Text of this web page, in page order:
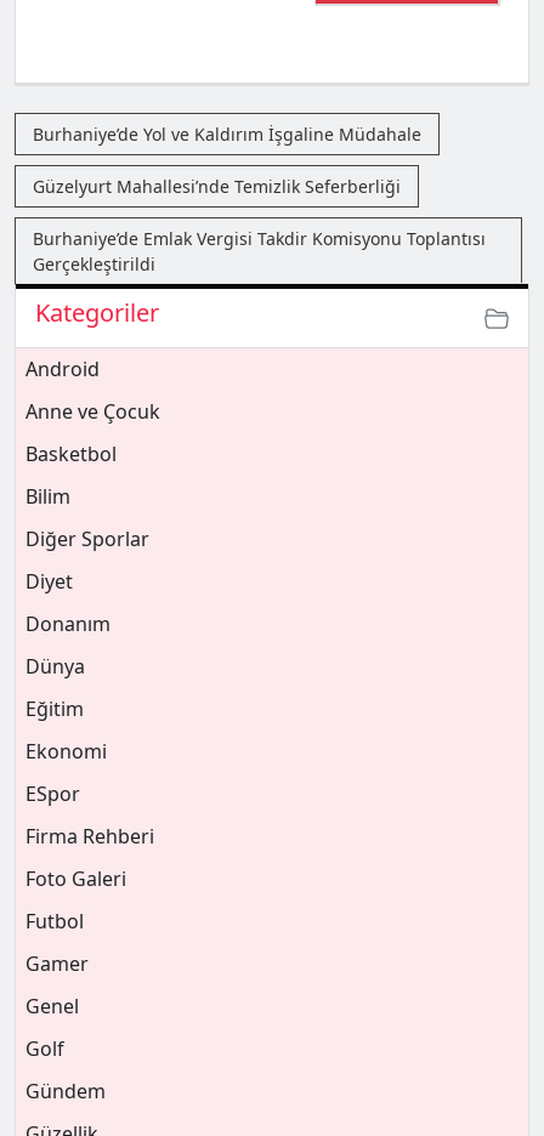
Burhaniye’de Yol ve Kaldırım İşgaline Müdahale
Güzelyurt Mahallesi’nde Temizlik Seferberliği
Burhaniye’de Emlak Vergisi Takdir Komisyonu Toplantısı
Gerçekleştirildi
Kategoriler
Android
Anne ve Çocuk
Basketbol
Bilim
Diğer Sporlar
Diyet
Donanım
Dünya
Eğitim
Ekonomi
ESpor
Firma Rehberi
Foto Galeri
Futbol
Gamer
Genel
Golf
Gündem